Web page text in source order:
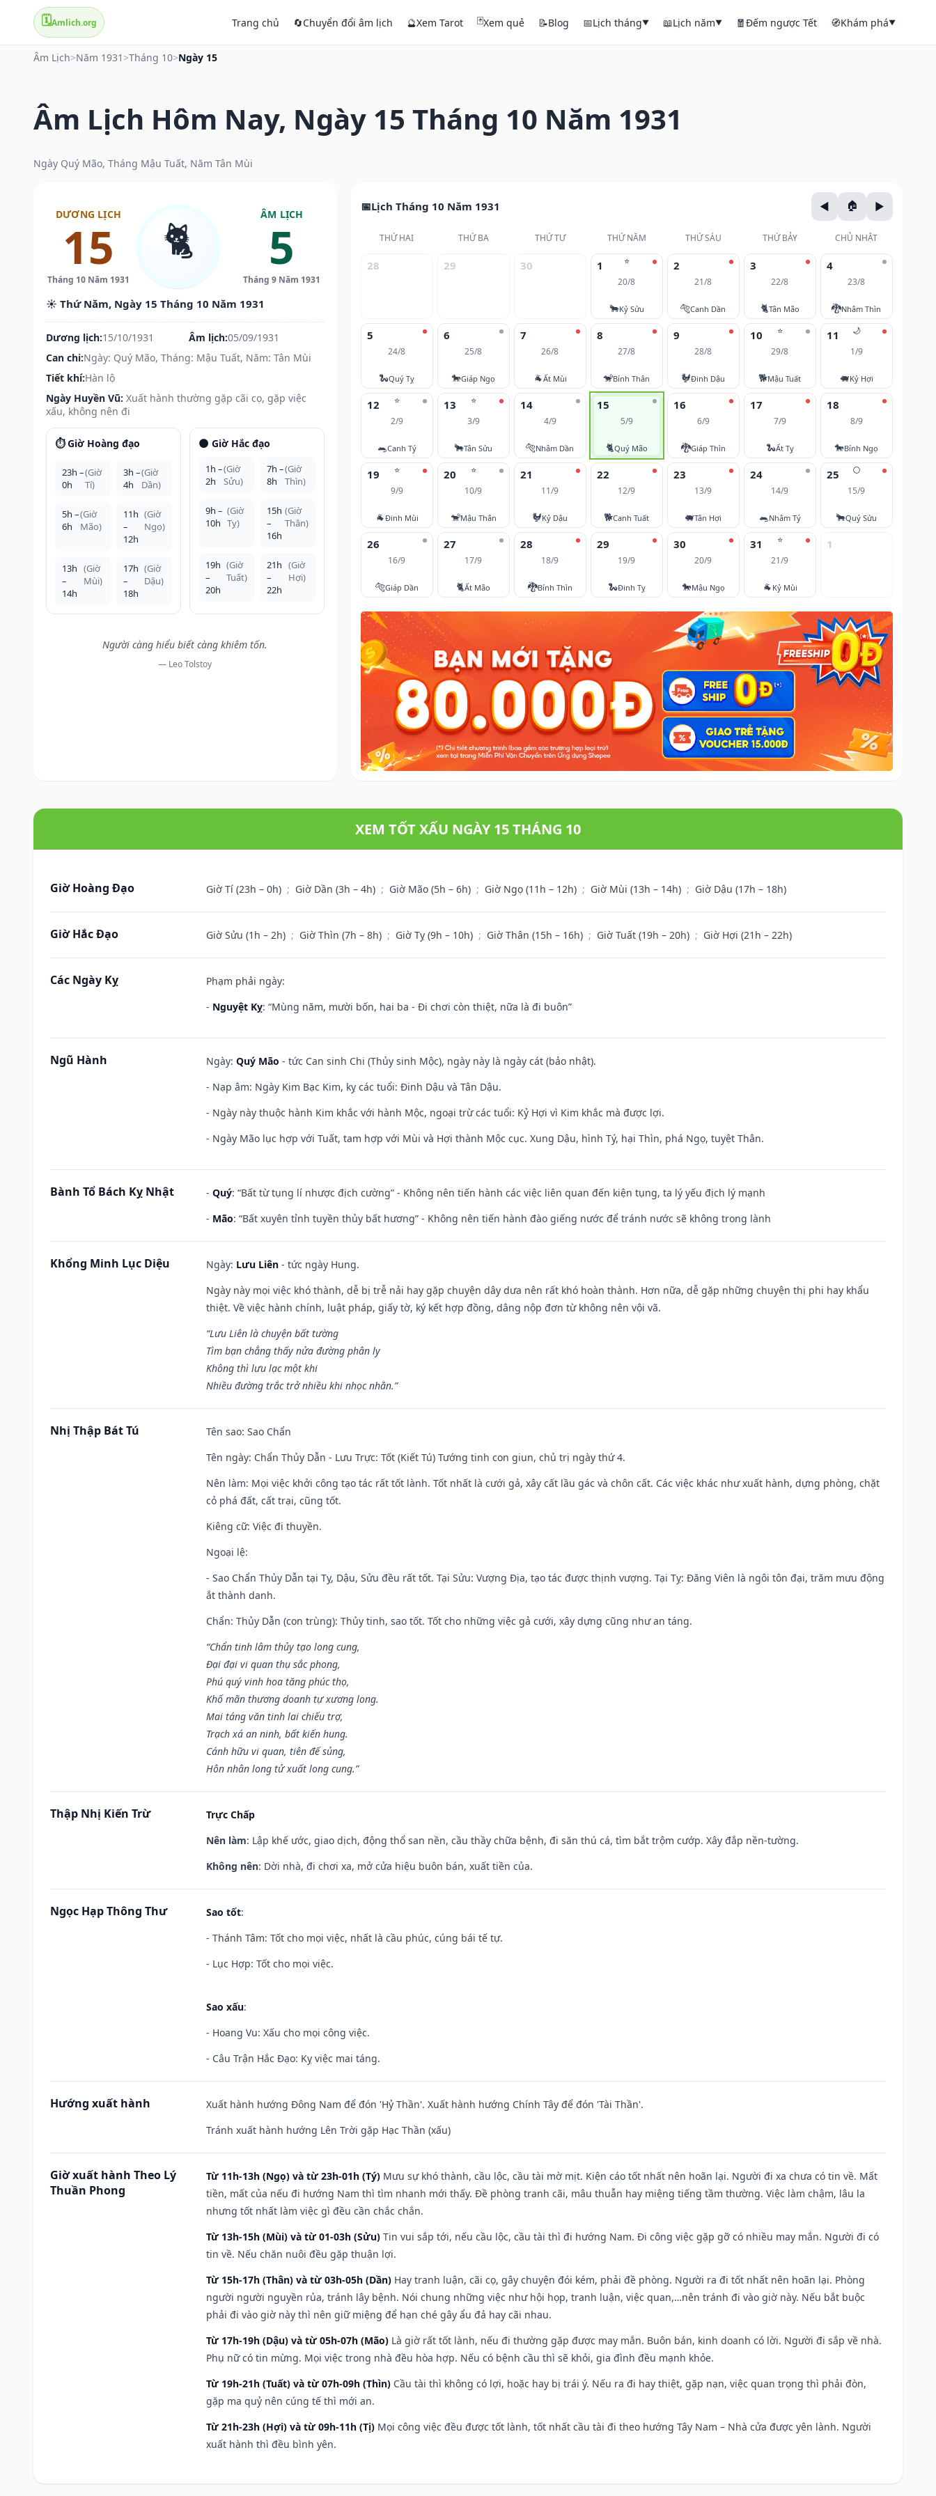
🗓️Amlich.org Trang chủ 🔄Chuyển đổi âm lịch 🔮Xem Tarot 🃏Xem quẻ 📝Blog 📅Lịch tháng▼ 📖Lịch năm▼ 🧧Đếm ngược Tết 🧭Khám phá▼
Âm Lịch>Năm 1931 >Tháng 10>Ngày 15
Âm Lịch Hôm Nay, Ngày 15 Tháng 10 Năm 1931
Ngày Quý Mão, Tháng Mậu Tuất, Năm Tân Mùi
DƯƠNG LỊCH
15
Tháng 10 Năm 1931
🐈 ÂM LỊCH
5
Tháng 9 Năm 1931
☀️ Thứ Năm, Ngày 15 Tháng 10 Năm 1931
Dương lịch:15/10/1931 Âm lịch:05/09/1931
Can chi:Ngày: Quý Mão, Tháng: Mậu Tuất, Năm: Tân Mùi
Tiết khí:Hàn lộ
Ngày Huyền Vũ: Xuất hành thường gặp cãi cọ, gặp việc
xấu, không nên đi
⏱️ Giờ Hoàng đạo
23h –
0h
(Giờ
Tí)
3h –
4h
(Giờ
Dần)
5h –
6h
(Giờ
Mão)
11h
–
12h
(Giờ
Ngọ)
13h
–
14h
(Giờ
Mùi)
17h
–
18h
(Giờ
Dậu)
🌑 Giờ Hắc đạo
1h –
2h
(Giờ
Sửu)
7h –
8h
(Giờ
Thìn)
9h –
10h
(Giờ
Tỵ)
15h
–
16h
(Giờ
Thân)
19h
–
20h
(Giờ
Tuất)
21h
–
22h
(Giờ
Hợi)
Người càng hiểu biết càng khiêm tốn.
— Leo Tolstoy
Lịch Tháng 10 Năm 1931
THỨ HAI THỨ BA THỨ TƯ THỨ NĂM THỨ SÁU THỨ BẢY CHỦ NHẬT
28 29 30 ⭐
1
20/8
🐂Kỷ Sửu
2
21/8
🐅Canh Dần
3
22/8
🐈Tân Mão
4
23/8
🐉Nhâm Thìn
5
24/8
🐍Quý Tỵ
6
25/8
🐎Giáp Ngọ
7
26/8
🐐Ất Mùi
8
27/8
🐒Bính Thân
9
28/8
🐓Đinh Dậu
⭐
10
29/8
🐕Mậu Tuất
🌙
11
1/9
🐖Kỷ Hợi
⭐
12
2/9
🐀Canh Tý
⭐
13
3/9
🐂Tân Sửu
14
4/9
🐅Nhâm Dần
15
5/9
🐈Quý Mão
16
6/9
🐉Giáp Thìn
17
7/9
🐍Ất Tỵ
18
8/9
🐎Bính Ngọ
⭐
19
9/9
🐐Đinh Mùi
⭐
20
10/9
🐒Mậu Thân
21
11/9
🐓Kỷ Dậu
22
12/9
🐕Canh Tuất
23
13/9
🐖Tân Hợi
24
14/9
🐀Nhâm Tý
🌕
25
15/9
🐂Quý Sửu
26
16/9
🐅Giáp Dần
27
17/9
🐈Ất Mão
28
18/9
🐉Bính Thìn
29
19/9
🐍Đinh Tỵ
30
20/9
🐎Mậu Ngọ
⭐
31
21/9
🐐 Kỷ Mùi
1
XEM TỐT XẤU NGÀY 15 THÁNG 10
Giờ Hoàng Đạo Giờ Tí (23h – 0h) ; Giờ Dần (3h – 4h) ; Giờ Mão (5h – 6h) ; Giờ Ngọ (11h – 12h) ; Giờ Mùi (13h – 14h) ; Giờ Dậu (17h – 18h)
Giờ Hắc Đạo Giờ Sửu (1h – 2h) ; Giờ Thìn (7h – 8h) ; Giờ Tỵ (9h – 10h) ; Giờ Thân (15h – 16h) ; Giờ Tuất (19h – 20h) ; Giờ Hợi (21h – 22h)
Các Ngày Kỵ
Phạm phải ngày:
- Nguyệt Kỵ: “Mùng năm, mười bốn, hai ba - Đi chơi còn thiệt, nữa là đi buôn”
Ngũ Hành Ngày: Quý Mão - tức Can sinh Chi (Thủy sinh Mộc), ngày này là ngày cát (bảo nhật).
- Nạp âm: Ngày Kim Bạc Kim, kỵ các tuổi: Đinh Dậu và Tân Dậu.
- Ngày này thuộc hành Kim khắc với hành Mộc, ngoại trừ các tuổi: Kỷ Hợi vì Kim khắc mà được lợi.
- Ngày Mão lục hợp với Tuất, tam hợp với Mùi và Hợi thành Mộc cục. Xung Dậu, hình Tý, hại Thìn, phá Ngọ, tuyệt Thân.
Bành Tổ Bách Kỵ Nhật - Quý: “Bất từ tụng lí nhược địch cường” - Không nên tiến hành các việc liên quan đến kiện tụng, ta lý yếu địch lý mạnh
- Mão: “Bất xuyên tỉnh tuyền thủy bất hương” - Không nên tiến hành đào giếng nước để tránh nước sẽ không trong lành
Khổng Minh Lục Diệu Ngày: Lưu Liên - tức ngày Hung.
Ngày này mọi việc khó thành, dễ bị trễ nải hay gặp chuyện dây dưa nên rất khó hoàn thành. Hơn nữa, dễ gặp những chuyện thị phi hay khẩu
thiệt. Về việc hành chính, luật pháp, giấy tờ, ký kết hợp đồng, dâng nộp đơn từ không nên vội vã.
“Lưu Liên là chuyện bất tường
Tìm bạn chẳng thấy nửa đường phân ly
Không thì lưu lạc một khi
Nhiều đường trắc trở nhiều khi nhọc nhằn.”
Nhị Thập Bát Tú Tên sao: Sao Chẩn
Tên ngày: Chẩn Thủy Dẫn - Lưu Trực: Tốt (Kiết Tú) Tướng tinh con giun, chủ trị ngày thứ 4.
Nên làm: Mọi việc khởi công tạo tác rất tốt lành. Tốt nhất là cưới gả, xây cất lầu gác và chôn cất. Các việc khác như xuất hành, dựng phòng, chặt
cỏ phá đất, cất trại, cũng tốt.
Kiêng cữ: Việc đi thuyền.
Ngoại lệ:
- Sao Chẩn Thủy Dẫn tại Tỵ, Dậu, Sửu đều rất tốt. Tại Sửu: Vượng Địa, tạo tác được thịnh vượng. Tại Tỵ: Đăng Viên là ngôi tôn đại, trăm mưu động
ắt thành danh.
Chẩn: Thủy Dẫn (con trùng): Thủy tinh, sao tốt. Tốt cho những việc gả cưới, xây dựng cũng như an táng.
“Chẩn tinh lâm thủy tạo long cung,
Đại đại vi quan thụ sắc phong,
Phú quý vinh hoa tăng phúc thọ,
Khố mãn thương doanh tự xương long.
Mai táng văn tinh lai chiếu trợ,
Trạch xá an ninh, bất kiến hung.
Cánh hữu vi quan, tiên đế sủng,
Hôn nhân long tử xuất long cung.”
Thập Nhị Kiến Trừ
Trực Chấp
Nên làm: Lập khế ước, giao dịch, động thổ san nền, cầu thầy chữa bệnh, đi săn thú cá, tìm bắt trộm cướp. Xây đắp nền-tường.
Không nên: Dời nhà, đi chơi xa, mở cửa hiệu buôn bán, xuất tiền của.
Ngọc Hạp Thông Thư Sao tốt:
- Thánh Tâm: Tốt cho mọi việc, nhất là cầu phúc, cúng bái tế tự.
- Lục Hợp: Tốt cho mọi việc.
Sao xấu:
- Hoang Vu: Xấu cho mọi công việc.
- Câu Trận Hắc Đạo: Kỵ việc mai táng.
Hướng xuất hành
Xuất hành hướng Đông Nam để đón 'Hỷ Thần'. Xuất hành hướng Chính Tây để đón 'Tài Thần'.
Tránh xuất hành hướng Lên Trời gặp Hạc Thần (xấu)
Giờ xuất hành Theo Lý
Thuần Phong
Từ 11h-13h (Ngọ) và từ 23h-01h (Tý) Mưu sự khó thành, cầu lộc, cầu tài mờ mịt. Kiện cáo tốt nhất nên hoãn lại. Người đi xa chưa có tin về. Mất
tiền, mất của nếu đi hướng Nam thì tìm nhanh mới thấy. Đề phòng tranh cãi, mâu thuẫn hay miệng tiếng tầm thường. Việc làm chậm, lâu la
nhưng tốt nhất làm việc gì đều cần chắc chắn.
Từ 13h-15h (Mùi) và từ 01-03h (Sửu) Tin vui sắp tới, nếu cầu lộc, cầu tài thì đi hướng Nam. Đi công việc gặp gỡ có nhiều may mắn. Người đi có
tin về. Nếu chăn nuôi đều gặp thuận lợi.
Từ 15h-17h (Thân) và từ 03h-05h (Dần) Hay tranh luận, cãi cọ, gây chuyện đói kém, phải đề phòng. Người ra đi tốt nhất nên hoãn lại. Phòng
người người nguyền rủa, tránh lây bệnh. Nói chung những việc như hội họp, tranh luận, việc quan,…nên tránh đi vào giờ này. Nếu bắt buộc
phải đi vào giờ này thì nên giữ miệng để hạn ché gây ẩu đả hay cãi nhau.
Từ 17h-19h (Dậu) và từ 05h-07h (Mão) Là giờ rất tốt lành, nếu đi thường gặp được may mắn. Buôn bán, kinh doanh có lời. Người đi sắp về nhà.
Phụ nữ có tin mừng. Mọi việc trong nhà đều hòa hợp. Nếu có bệnh cầu thì sẽ khỏi, gia đình đều mạnh khỏe.
Từ 19h-21h (Tuất) và từ 07h-09h (Thìn) Cầu tài thì không có lợi, hoặc hay bị trái ý. Nếu ra đi hay thiệt, gặp nạn, việc quan trọng thì phải đòn,
gặp ma quỷ nên cúng tế thì mới an.
Từ 21h-23h (Hợi) và từ 09h-11h (Tị) Mọi công việc đều được tốt lành, tốt nhất cầu tài đi theo hướng Tây Nam – Nhà cửa được yên lành. Người
xuất hành thì đều bình yên.